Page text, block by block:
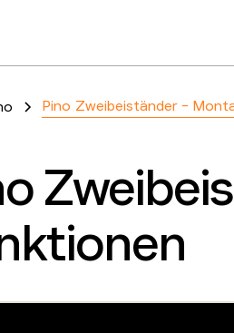
Pino Zweibeiständer -